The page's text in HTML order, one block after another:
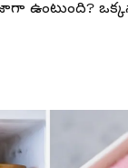
ఉంటుంది?